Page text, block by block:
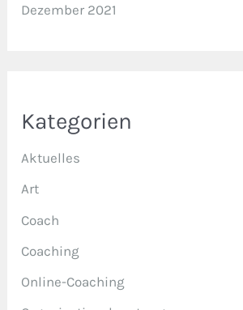
Dezember 2021
Kategorien
Aktuelles
Art
Coach
Coaching
Online-Coaching